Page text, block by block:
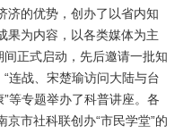
济的优势，创办了以省内知
果为内容，以各类媒体为主
间正式启动，先后邀请一批知
连战、宋楚瑜访问大陆与台
等专题举办了科普讲座。各
市社科联创办“市民学堂”的